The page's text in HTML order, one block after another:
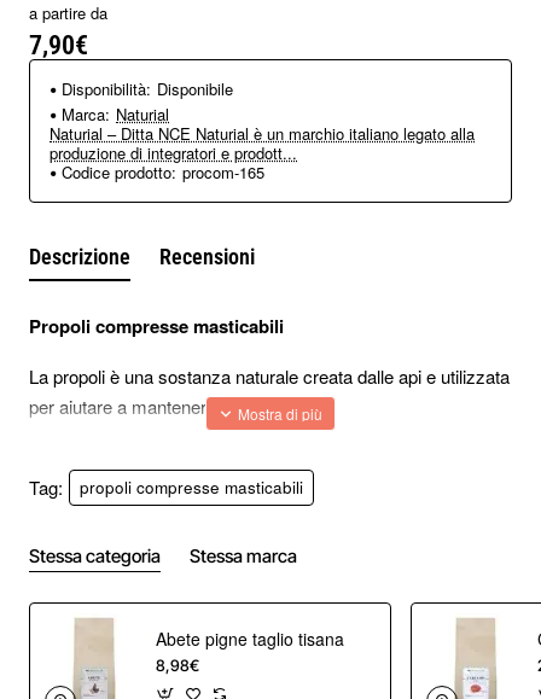
a partire da
7,90€
Disponibilità: Disponibile
Marca: Naturial
Naturial – Ditta NCE Naturial è un marchio italiano legato alla
produzione di integratori e prodott...
Codice prodotto: procom-165
Descrizione Recensioni
Propoli compresse masticabili
La propoli è una sostanza naturale creata dalle api e utilizzata
per aiutare a mantenere i loro alveari.
salute umana, motivo per cui le compresse di propoli si
La propoli ha proprietà antimicrobiche e aiuta a guarire le
Diamo un'occhiata ad alcuni degli straordinari benefici
dell'assunzione regolare di compresse di propoli.
Tag: propoli compresse masticabili
Stessa categoria Stessa marca
Abete pigne taglio tisana
8,98€